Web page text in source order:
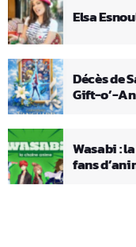
Elsa
Décès de
Gift-o’-
Wasabi :
fans